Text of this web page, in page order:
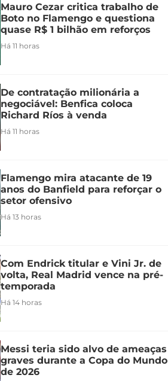
Mauro Cezar critica trabalho de
Boto no Flamengo e questiona
quase R$ 1 bilhão em reforços
Há 11 horas
De contratação milionária a
negociável: Benfica coloca
Richard Ríos à venda
Há 11 horas
Flamengo mira atacante de 19
anos do Banfield para reforçar o
setor ofensivo
Há 13 horas
Com Endrick titular e Vini Jr. de
volta, Real Madrid vence na pré-
temporada
Há 14 horas
Messi teria sido alvo de ameaças
graves durante a Copa do Mundo
de 2026